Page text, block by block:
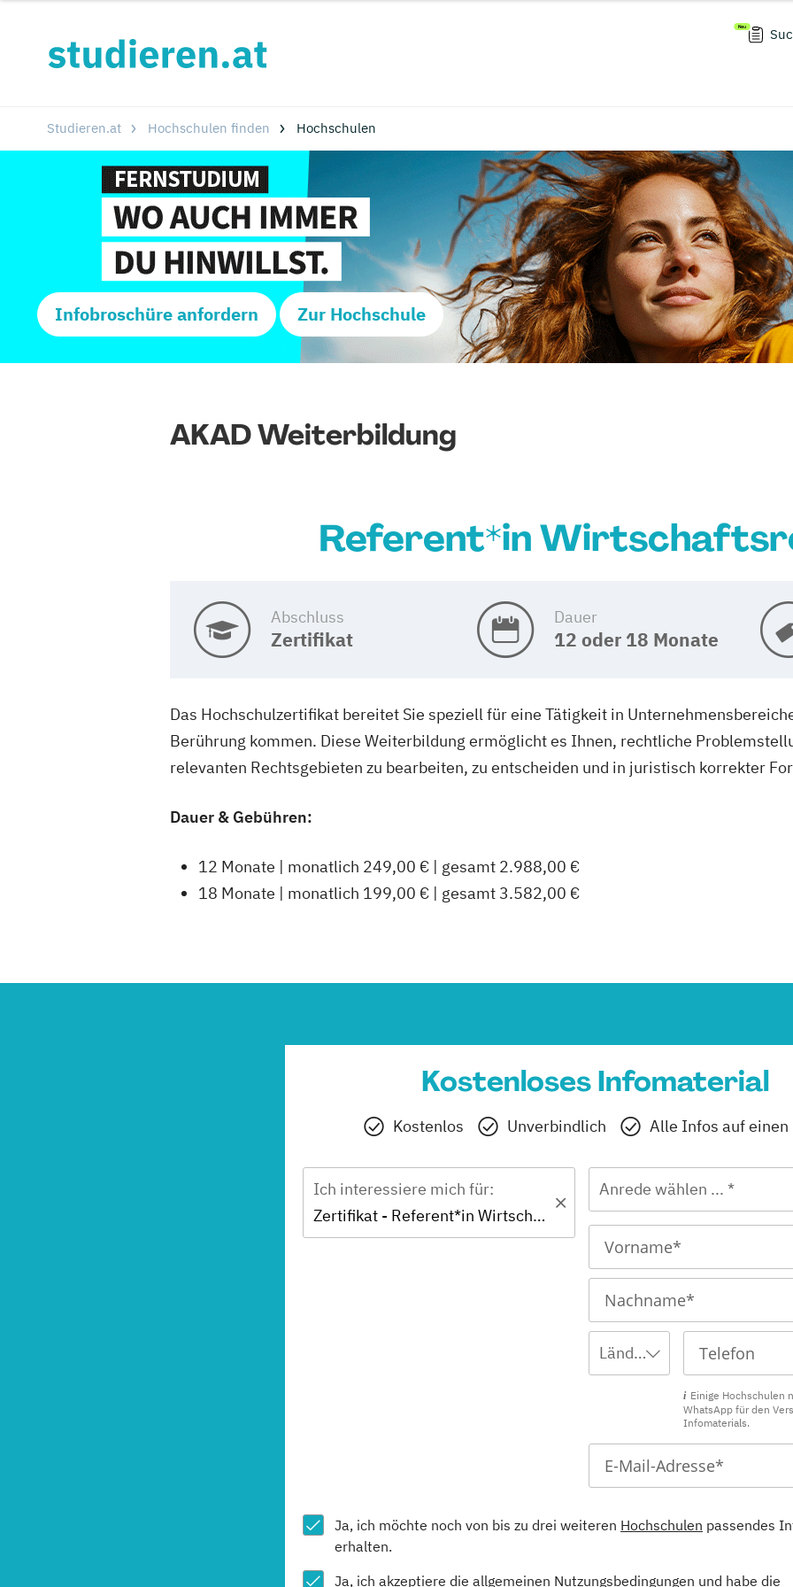
Studieren.at Hochschulen finden Hochschulen
Infobroschüre anfordern Zur Hochschule
AKAD Weiterbildung
Referent*in
Abschluss
Zertifikat
Dauer
12 oder 18 Monate
Das Hochschulzertifikat bereitet Sie speziell für eine Tätigkeit in
Berührung kommen. Diese Weiterbildung ermöglicht es Ihnen, rechtliche
relevanten Rechtsgebieten zu bearbeiten, zu entscheiden und in juristisch korrekter
Dauer & Gebühren:
12 Monate | monatlich 249,00 € | gesamt 2.988,00 €
18 Monate | monatlich 199,00 € | gesamt 3.582,00 €
Kostenloses Infomaterial
Kostenlos Unverbindlich Alle Infos auf einen
Ich interessiere mich für:
Zertifikat - Referent*in Wirtschaftsrecht
Anrede wählen ... *
Ländervorwahl wählen ...
Einige Hochschulen
WhatsApp für den
Infomaterials.
Ja, ich möchte noch von bis zu drei weiteren Hochschulen passendes
erhalten.
Ja, ich akzeptiere die allgemeinen Nutzungsbedingungen und habe die